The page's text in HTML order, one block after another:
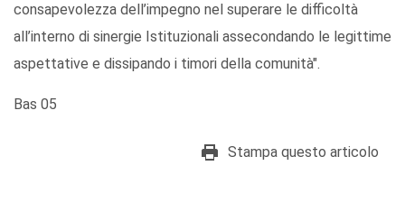
consapevolezza dell’impegno nel superare le difficoltà
all’interno di sinergie Istituzionali assecondando le legittime
aspettative e dissipando i timori della comunità".
Bas 05
Stampa questo articolo